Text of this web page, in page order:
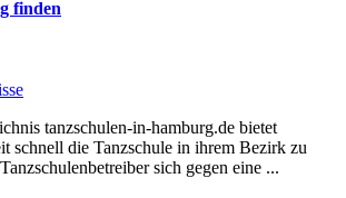
finden
tanzschulen-in-hamburg.de bietet
schnell die Tanzschule in ihrem Bezirk zu
sich gegen eine ...